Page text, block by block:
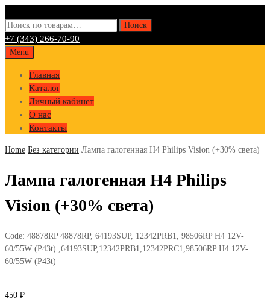
Искать: Поиск
+7 (343) 266-70-90
Skip
content
Menu
Главная
Каталог
Личный кабинет
О нас
Контакты
Home Без категории Лампа галогенная H4 Philips Vision (+30% света)
Лампа галогенная H4 Philips
Vision (+30% света)
Code: 48878RP 48878RP, 64193SUP, 12342PRB1, 98506RP H4 12V-
60/55W (P43t) ,64193SUP,12342PRB1,12342PRC1,98506RP H4 12V-
60/55W (P43t)
450 ₽